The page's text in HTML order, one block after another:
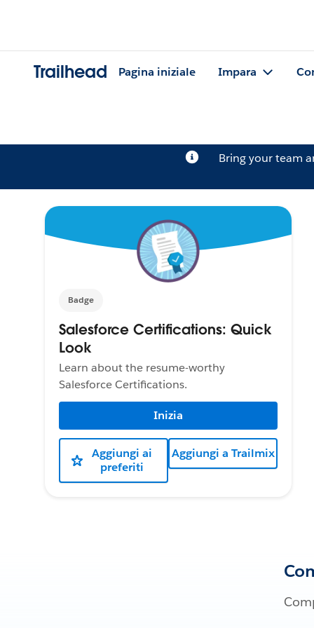
Trailhead Pagina iniziale Impara
Bring your team
Badge
Salesforce Certifications: Quick
Look
Learn about the resume-worthy
Salesforce Certifications.
Inizia
Aggiungi ai
preferiti
Aggiungi a Trailmix